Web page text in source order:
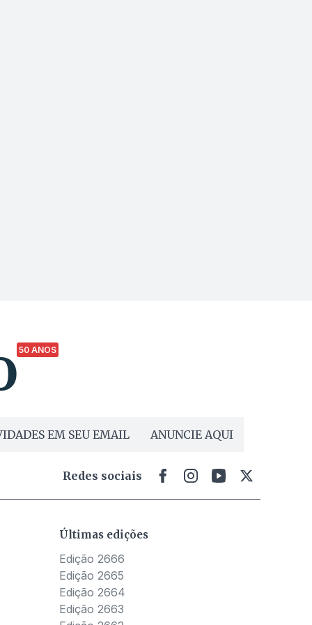
50 ANOS
EM SEU EMAIL ANUNCIE AQUI
Redes sociais
Últimas edições
Edição 2666
Edição 2665
Edição 2664
Edição 2663